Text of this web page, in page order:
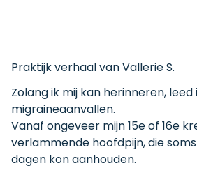
Praktijk verhaal van Vallerie S.
Zolang ik mij kan herinneren, leed
migraineaanvallen.
Vanaf ongeveer mijn 15e of 16e
verlammende hoofdpijn, die
dagen kon aanhouden.